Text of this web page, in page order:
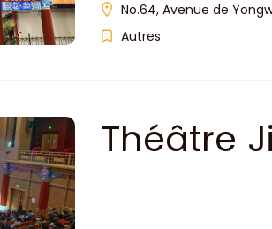
No.64, Avenue de
Autres
Théâtre